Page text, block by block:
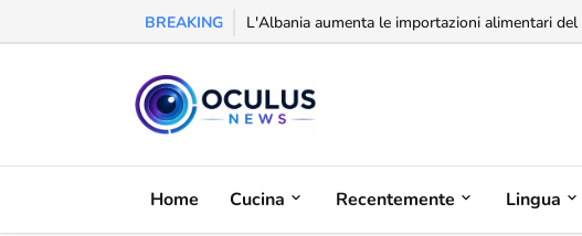
BREAKING Riconoscimento alla balcanica: la Serbia non
Home Cucina Recentemente Lingua